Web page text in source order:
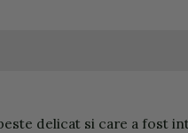
delicat si care a fost